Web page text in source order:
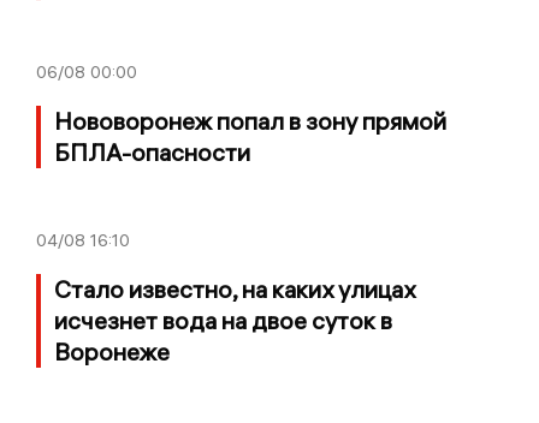
06/08 00:00
Нововоронеж попал в зону прямой
БПЛА-опасности
04/08 16:10
Стало известно, на каких улицах
исчезнет вода на двое суток в
Воронеже